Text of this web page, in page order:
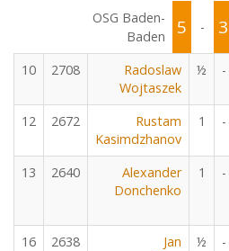
OSG Baden-
Baden
5 - 3
10 2708
Radoslaw
Wojtaszek
½ -
12 2672
Rustam
Kasimdzhanov
1 -
13 2640
Alexander
Donchenko
1 -
16 2638
Jan
½ -